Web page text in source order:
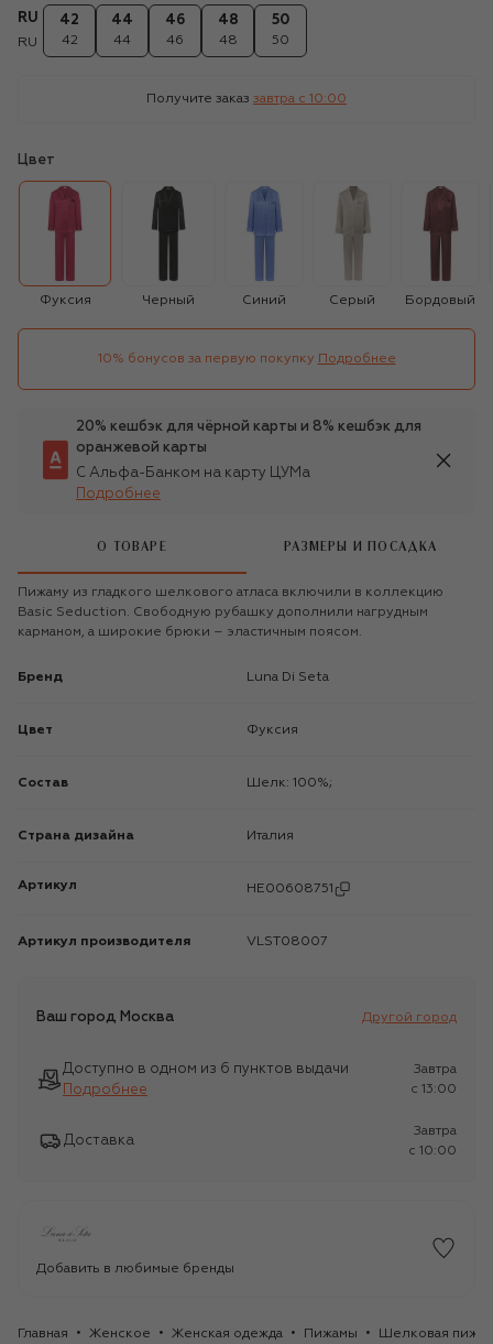
RU
RU
42
42
44
44
46
46
48
48
50
50
Получите заказ завтра c 10:00
Цвет
Фуксия Черный Синий Серый Бордовый
10% бонусов за первую покупку Подробнее
20% кешбэк для чёрной карты и 8% кешбэк для
оранжевой карты
С Альфа-Банком на карту ЦУМа
Подробнее
О ТОВАРЕ РАЗМЕРЫ И ПОСАДКА
Пижаму из гладкого шелкового атласа включили в коллекцию
Basic Seduction. Свободную рубашку дополнили нагрудным
карманом, а широкие брюки – эластичным поясом.
Бренд Luna Di Seta
Цвет Фуксия
Состав Шелк: 100%;
Страна дизайна Италия
Артикул HE00608751
Артикул производителя VLST08007
Ваш город Москва Другой город
Доступно в одном из 6 пунктов выдачи
Подробнее
Завтра
c 13:00
Доставка
Завтра
c 10:00
Добавить в любимые бренды
Главная Женское Женская одежда Пижамы Шелковая